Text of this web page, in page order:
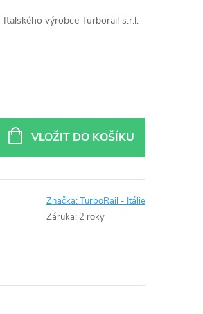
výrobce Turborail s.r.l.
VLOŽIT DO KOŠÍKU
Značka:TurboRail - Itálie
Záruka: 2 roky